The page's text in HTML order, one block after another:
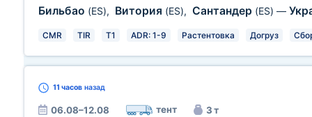
Бильбао (ES), Витория (ES), Сантандер (ES) —
CMR TIR T1 ADR: 1-9 Растентовка Догруз
11 часов назад
06.08–12.08 тент 3 т